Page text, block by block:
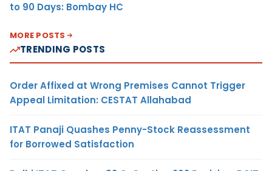
to 90 Days: Bombay HC
MORE POSTS
TRENDING POSTS
Order Affixed at Wrong Premises Cannot Trigger
Appeal Limitation: CESTAT Allahabad
ITAT Panaji Quashes Penny-Stock Reassessment
for Borrowed Satisfaction